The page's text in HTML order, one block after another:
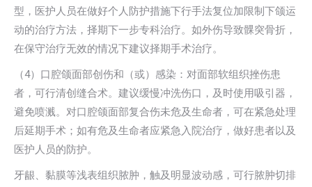
型，医护人员在做好个人防护措施下行手法复位加限制下颌运
动的治疗方法，择期下一步专科治疗。如外伤导致髁突骨折，
在保守治疗无效的情况下建议择期手术治疗。
（4）口腔颌面部创伤和（或）感染：对面部软组织挫伤患
者，可行清创缝合术。建议缓慢冲洗伤口，及时使用吸引器，
避免喷溅。对口腔颌面部复合伤未危及生命者，可在紧急处理
后延期手术；如有危及生命者应紧急入院治疗，做好患者以及
医护人员的防护。
牙龈、黏膜等浅表组织脓肿，触及明显波动感，可行脓肿切排